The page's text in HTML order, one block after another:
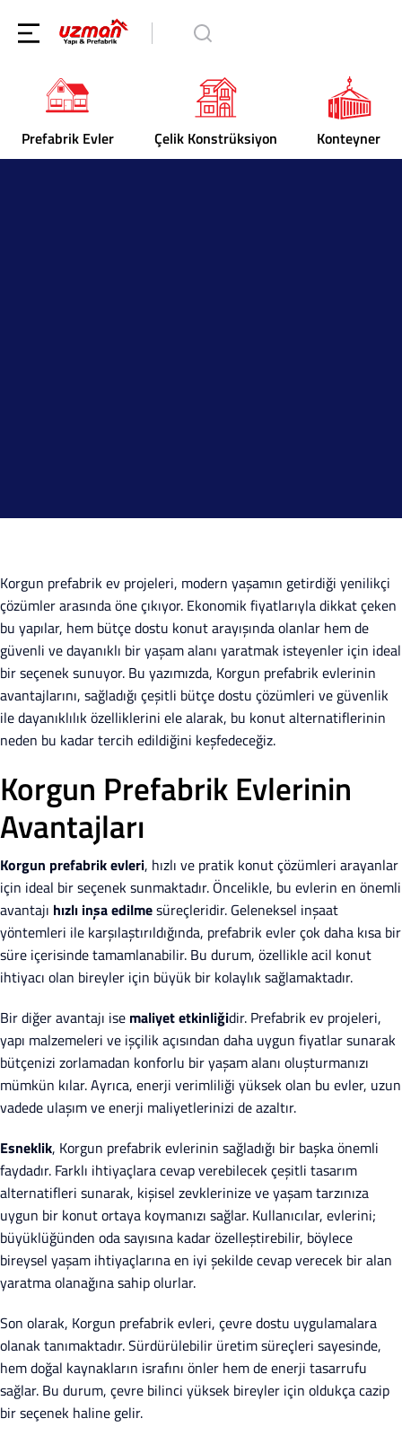
Prefabrik Evler Çelik Konstrüksiyon Konteyner
Korgun prefabrik ev projeleri, modern yaşamın getirdiği yenilikçi
çözümler arasında öne çıkıyor. Ekonomik fiyatlarıyla dikkat çeken
bu yapılar, hem bütçe dostu konut arayışında olanlar hem de
güvenli ve dayanıklı bir yaşam alanı yaratmak isteyenler için ideal
bir seçenek sunuyor. Bu yazımızda, Korgun prefabrik evlerinin
avantajlarını, sağladığı çeşitli bütçe dostu çözümleri ve güvenlik
ile dayanıklılık özelliklerini ele alarak, bu konut alternatiflerinin
neden bu kadar tercih edildiğini keşfedeceğiz.
Korgun Prefabrik Evlerinin
Avantajları
Korgun prefabrik evleri, hızlı ve pratik konut çözümleri arayanlar
için ideal bir seçenek sunmaktadır. Öncelikle, bu evlerin en önemli
avantajı hızlı inşa edilmesüreçleridir. Geleneksel inşaat
yöntemleri ile karşılaştırıldığında, prefabrik evler çok daha kısa bir
süre içerisinde tamamlanabilir. Bu durum, özellikle acil konut
ihtiyacı olan bireyler için büyük bir kolaylık sağlamaktadır.
Bir diğer avantajı ise maliyet etkinliğidir. Prefabrik ev projeleri,
yapı malzemeleri ve işçilik açısından daha uygun fiyatlar sunarak
bütçenizi zorlamadan konforlu bir yaşam alanı oluşturmanızı
mümkün kılar. Ayrıca, enerji verimliliği yüksek olan bu evler, uzun
vadede ulaşım ve enerji maliyetlerinizi de azaltır.
Esneklik, Korgun prefabrik evlerinin sağladığı bir başka önemli
faydadır. Farklı ihtiyaçlara cevap verebilecek çeşitli tasarım
alternatifleri sunarak, kişisel zevklerinize ve yaşam tarzınıza
uygun bir konut ortaya koymanızı sağlar. Kullanıcılar, evlerini;
büyüklüğünden oda sayısına kadar özelleştirebilir, böylece
bireysel yaşam ihtiyaçlarına en iyi şekilde cevap verecek bir alan
yaratma olanağına sahip olurlar.
Son olarak, Korgun prefabrik evleri, çevre dostu uygulamalara
olanak tanımaktadır. Sürdürülebilir üretim süreçleri sayesinde,
hem doğal kaynakların israfını önler hem de enerji tasarrufu
sağlar. Bu durum, çevre bilinci yüksek bireyler için oldukça cazip
bir seçenek haline gelir.